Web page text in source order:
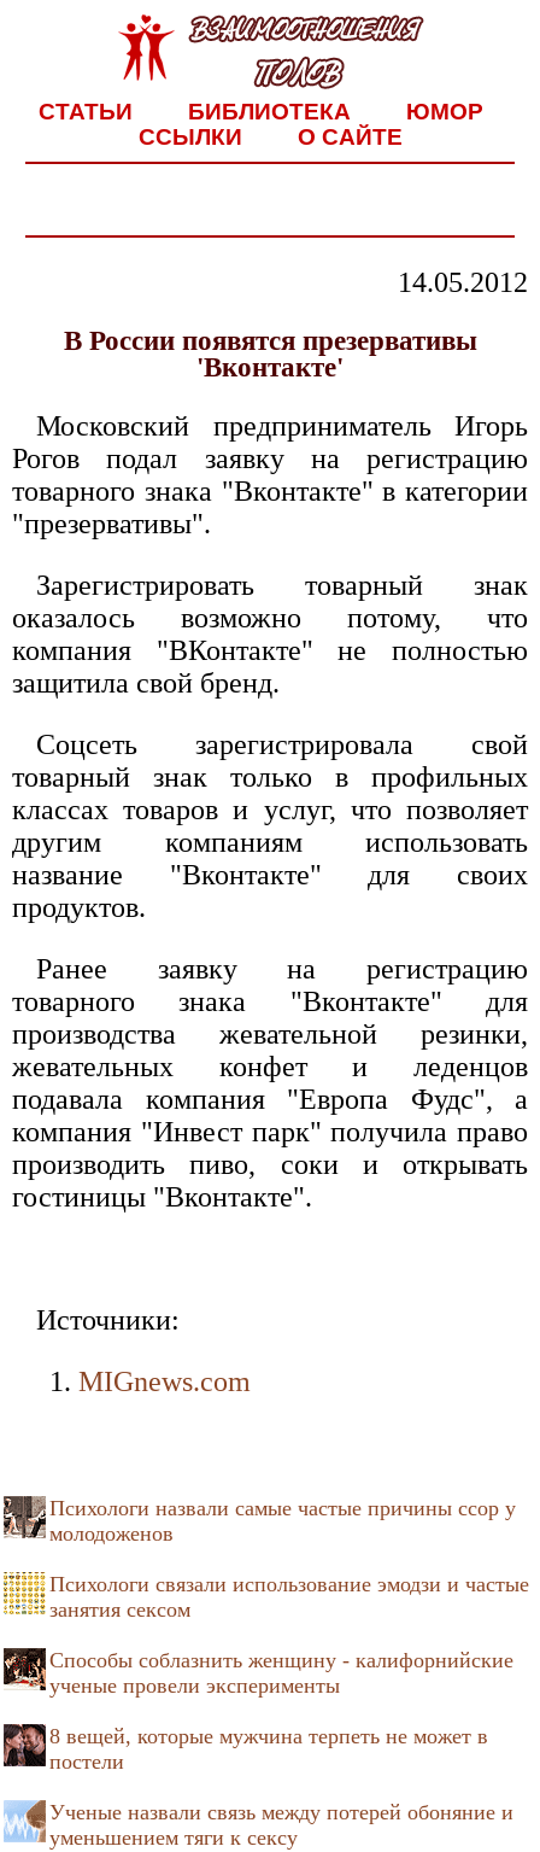
СТАТЬИ БИБЛИОТЕКА
ЮМОР
ССЫЛКИ
О САЙТЕ
14.05.2012
В России появятся презервативы
'Вконтакте'
Московский предприниматель Игорь
Рогов подал заявку на регистрацию
товарного знака "Вконтакте" в категории
"презервативы".
Зарегистрировать товарный знак
оказалось возможно потому, что
компания "ВКонтакте" не полностью
защитила свой бренд.
Соцсеть зарегистрировала свой
товарный знак только в профильных
классах товаров и услуг, что позволяет
другим компаниям использовать
название "Вконтакте" для своих
продуктов.
Ранее заявку на регистрацию
товарного знака "Вконтакте" для
производства жевательной резинки,
жевательных конфет и леденцов
подавала компания "Европа Фудс", а
компания "Инвест парк" получила право
производить пиво, соки и открывать
гостиницы "Вконтакте".
Источники:
MIGnews.com
Психологи назвали самые частые причины ссор у
молодоженов
Психологи связали использование эмодзи и частые
занятия сексом
Способы соблазнить женщину - калифорнийские
ученые провели эксперименты
8 вещей, которые мужчина терпеть не может в
постели
Ученые назвали связь между потерей обоняние и
уменьшением тяги к сексу